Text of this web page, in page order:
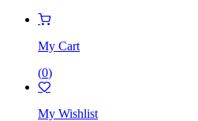
My Cart
(0)
My Wishlist